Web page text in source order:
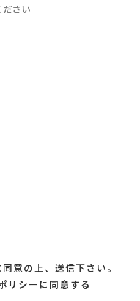
同意の上、送信下さい。
リシーに同意する